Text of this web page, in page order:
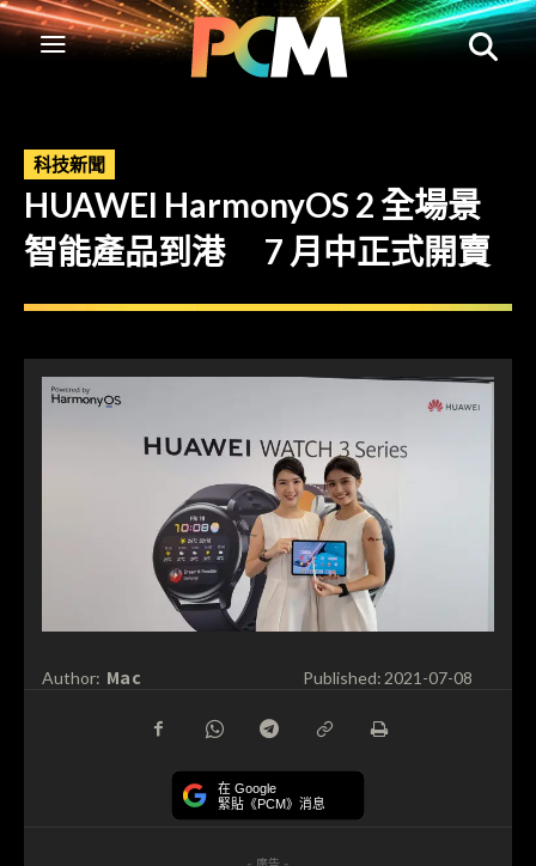
科技新聞
HUAWEI HarmonyOS 2 全場景
智能產品到港 7 月中正式開賣
Author: Mac Published: 2021-07-08
在 Google
緊貼《PCM》消息